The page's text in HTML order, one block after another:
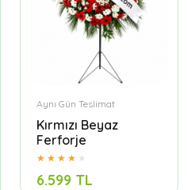
Aynı Gün Teslimat
Kırmızı Beyaz
Ferforje
6.599 TL